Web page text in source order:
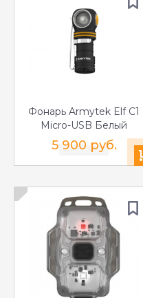
Фонарь Armytek Elf C1
Micro-USB Белый
5 900 руб.